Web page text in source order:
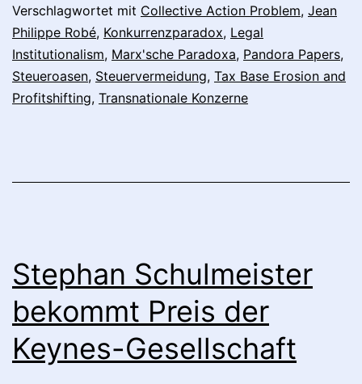
Wie
das
System
von
Nationalstaaten
legale
Steuervermeidung
ermöglicht
Verschlagwortet mit Collective Action Problem, Jean
Philippe Robé, Konkurrenzparadox, Legal
Institutionalism, Marx'sche Paradoxa, Pandora Papers,
Steueroasen, Steuervermeidung, Tax Base Erosion and
Profitshifting, Transnationale Konzerne
Stephan Schulmeister
bekommt Preis der
Keynes-Gesellschaft